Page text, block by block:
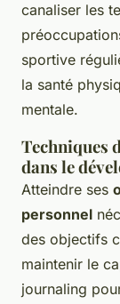
canaliser les
sportive
la santé
mentale.
Techniques
dans le
Atteindre ses
personnel
des objectifs
maintenir le
journaling